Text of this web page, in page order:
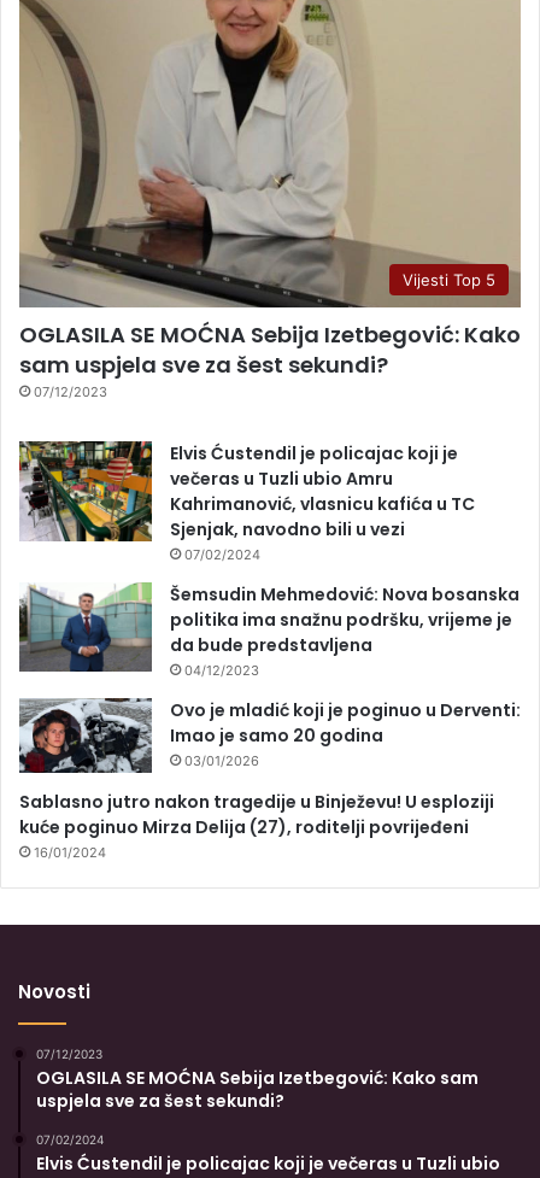
Vijesti Top 5
OGLASILA SE MOĆNA Sebija Izetbegović: Kako
sam uspjela sve za šest sekundi?
07/12/2023
Elvis Ćustendil je policajac koji je
večeras u Tuzli ubio Amru
Kahrimanović, vlasnicu kafića u TC
Sjenjak, navodno bili u vezi
07/02/2024
Šemsudin Mehmedović: Nova bosanska
politika ima snažnu podršku, vrijeme je
da bude predstavljena
04/12/2023
Ovo je mladić koji je poginuo u Derventi:
Imao je samo 20 godina
03/01/2026
Sablasno jutro nakon tragedije u Binježevu! U esploziji
kuće poginuo Mirza Delija (27), roditelji povrijeđeni
16/01/2024
Novosti
07/12/2023
OGLASILA SE MOĆNA Sebija Izetbegović: Kako sam
uspjela sve za šest sekundi?
07/02/2024
Elvis Ćustendil je policajac koji je večeras u Tuzli ubio